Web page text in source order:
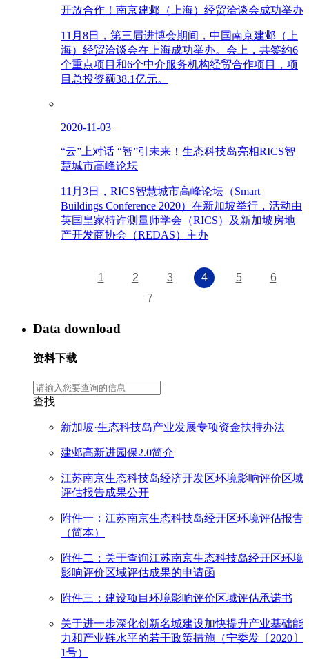
开放合作！南京建邺（上海）经贸洽谈会成功举办
11月8日，第三届进博会期间，中国南京建邺（上
海）经贸洽谈会在上海成功举办。会上，共签约6
个重点项目和6个中介服务机构经贸合作项目，项
目总投资额38.1亿元。
2020-11-03
“云”上对话 “智”引未来！生态科技岛亮相RICS智
慧城市高峰论坛
11月3日，RICS智慧城市高峰论坛（Smart
Buildings Conference 2020）在新加坡举行，活动由
英国皇家特许测量师学会（RICS）及新加坡房地
产开发商协会（REDAS）主办
1 2 3 4 5
6
7
Data download
资料下载
查找
新加坡·生态科技岛产业发展专项资金扶持办法
建邺高新进园保2.0简介
江苏南京生态科技岛经济开发区环境影响评价区域
评估报告成果公开
附件一：江苏南京生态科技岛经开区环境评估报告
（简本）
附件二：关于查询江苏南京生态科技岛经开区环境
影响评价区域评估成果的申请函
附件三：建设项目环境影响评价区域评估承诺书
关于进一步深化创新名城建设加快提升产业基础能
力和产业链水平的若干政策措施（宁委发〔2020〕
1号）